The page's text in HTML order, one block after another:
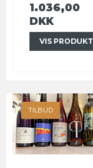
1.036,00
DKK
VIS PRODUKT
TILBUD